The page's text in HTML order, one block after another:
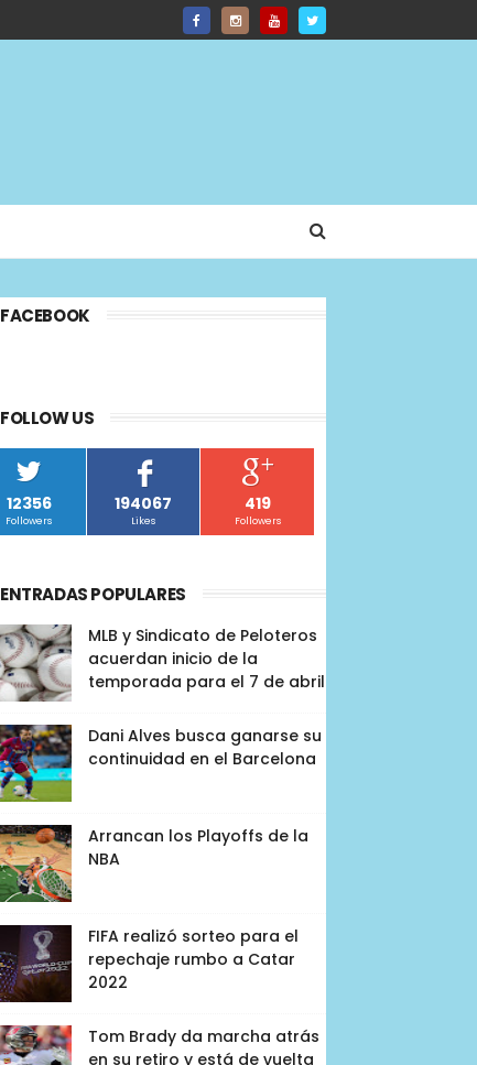
FACEBOOK
FOLLOW US
12356
Followers
194067
Likes
419
Followers
ENTRADAS POPULARES
MLB y Sindicato de Peloteros
acuerdan inicio de la
temporada para el 7 de abril
Dani Alves busca ganarse su
continuidad en el Barcelona
Arrancan los Playoffs de la
NBA
FIFA realizó sorteo para el
repechaje rumbo a Catar
2022
Tom Brady da marcha atrás
en su retiro y está de vuelta